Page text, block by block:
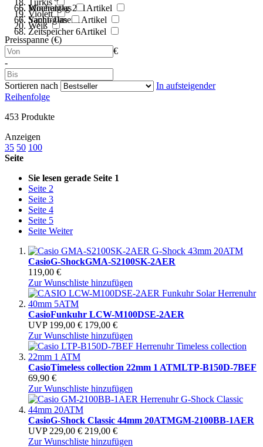
Wochentag 271 Artikel
Yacht-Timer 1 Artikel
Zeitspeicher 6Artikel
Violett
Weiß
Mineralglas
Saphirglas
Preisspanne (€)
€
-
Sortieren nach
In aufsteigender
Reihenfolge
453 Produkte
Anzeigen
35 50 100
Seite
Sie lesen gerade Seite 1
Seite 2
Seite 3
Seite 4
Seite 5
Seite Weiter
CasioG-ShockGMA-S2100SK-2AER
119,00 €
Zur Wunschliste hinzufügen
CasioFunkuhr LCW-M100DSE-2AER
UVP 199,00 € 179,00 €
Zur Wunschliste hinzufügen
CasioTimeless collection 22mm 1 ATMLTP-B150D-7BEF
69,90 €
Zur Wunschliste hinzufügen
CasioG-Shock Classic 44mm 20ATMGM-2100BB-1AER
UVP 229,00 € 219,00 €
Zur Wunschliste hinzufügen